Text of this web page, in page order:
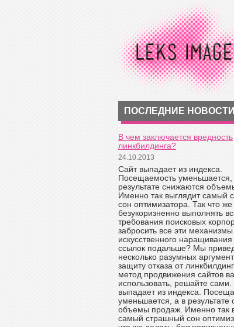
ПОСЛЕДНИЕ НОВОСТИ
В чем заключается вредность
линкбилдинга?
24.10.2013
Сайт выпадает из индекса.
Посещаемость уменьшается,
результате снижаются
Именно так выглядит самый
сон оптимизатора. Так что же
безукоризненно выполнять
требования поисковых
забросить все эти механизмы
искусственного
ссылок подальше? Мы
несколько разумных
защиту отказа от
метод продвижения сайтов
использовать, решайте
выпадает из индекса.
уменьшается, а в результате
объемы продаж. Именно так
самый страшный сон